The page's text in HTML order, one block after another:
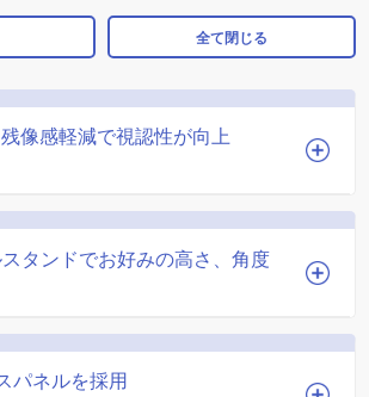
全て閉じる
像感軽減で視認性が向上
タンドでお好みの高さ、角度
パネルを採用